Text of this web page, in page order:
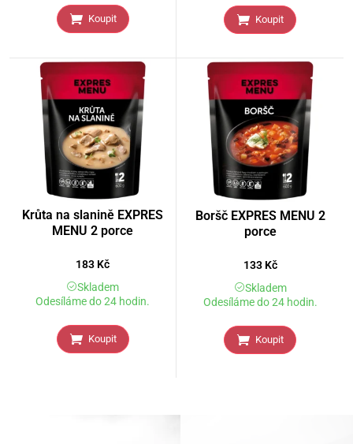
Koupit Koupit
Krůta na slanině EXPRES
MENU 2 porce
183 Kč
Skladem
Odesíláme do 24 hodin.
Koupit
Boršč EXPRES MENU 2
porce
133 Kč
Skladem
Odesíláme do 24 hodin.
Koupit